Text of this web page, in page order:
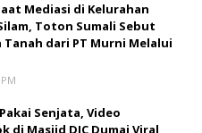
Mediasi di Kelurahan
Toton Sumali Sebut
Tanah dari PT Murni Melalui
Senjata, Video
di Masjid DIC Dumai Viral